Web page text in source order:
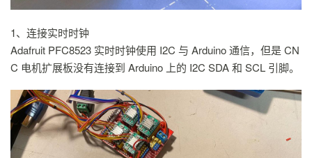
1、连接实时时钟
Adafruit PFC8523 实时时钟使用 I2C 与 Arduino 通信，但是 CN
C 电机扩展板没有连接到 Arduino 上的 I2C SDA 和 SCL 引脚。